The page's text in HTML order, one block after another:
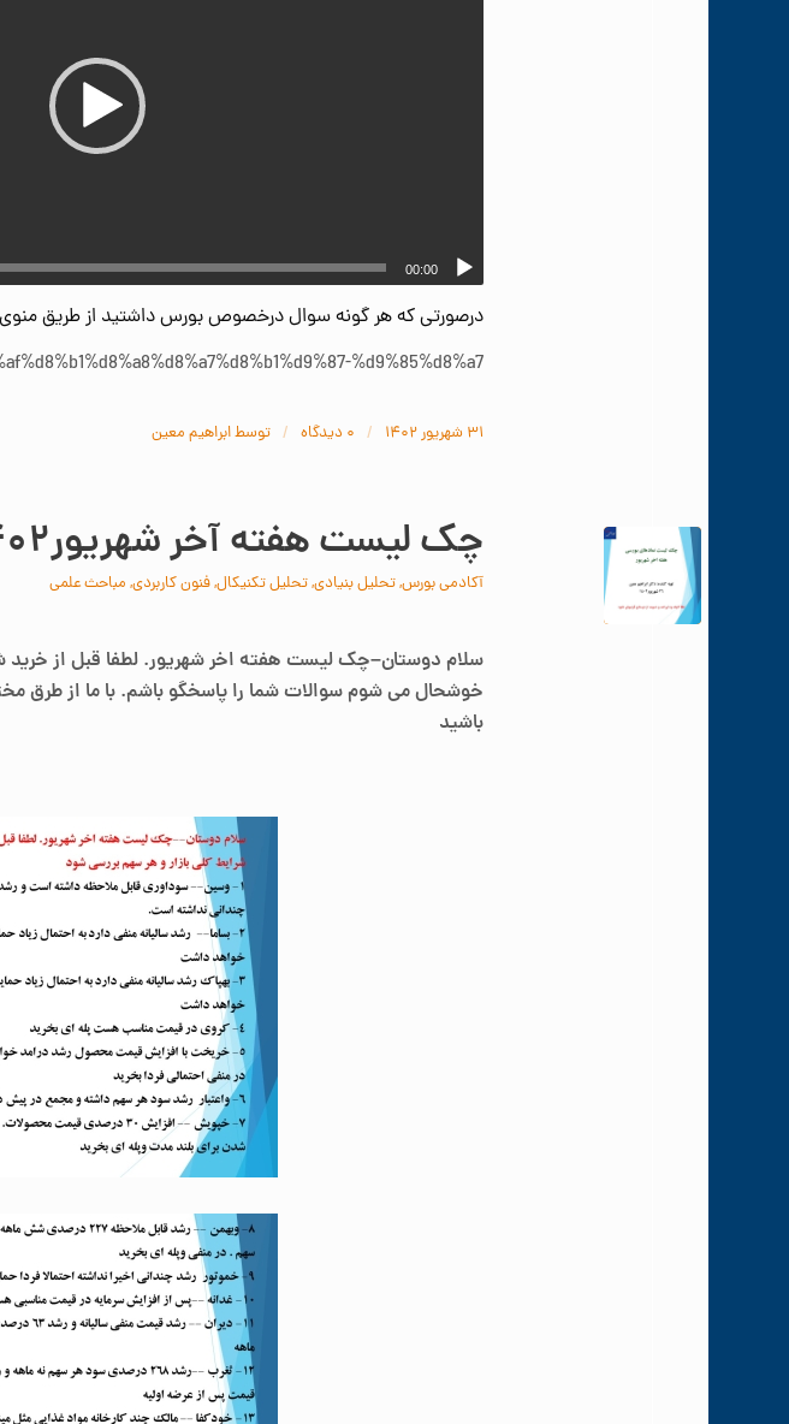
00:00
درصورتی که هر گونه سوال درخصوص بورس داشتید از طریق منوی
%d9%85%d8%a7/
۳۱ شهریور ۱۴۰۲ / ۰ دیدگاه‌ / توسطابراهیم معین
چک لیست هفته آخر شهریور۱۴۰۲
آکادمی بورس,تحلیل بنیادی,تحلیل تکنیکال,فنون کاربردی, مباحث علمی
سلام دوستان–چک لیست هفته اخرشهریور.لطفا قبل از خرید
خوشحال می شوم سوالات شما را پاسخگو باشم. با ما از طرق
باشید